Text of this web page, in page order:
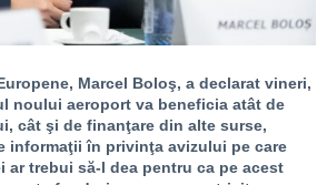
Marcel Boloş, a declarat vineri,
noului aeroport va beneficia atât de
cât şi de finanţare din alte surse,
informaţii în privinţa avizului pe care
ar trebui să-l dea pentru ca pe acest